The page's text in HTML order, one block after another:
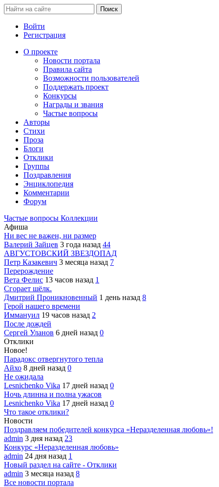
Войти
Регистрация
О проекте
Новости портала
Правила сайта
Возможности пользователей
Поддержать проект
Конкурсы
Награды и звания
Частые вопросы
Авторы
Стихи
Проза
Блоги
Отклики
Группы
Поздравления
Энциклопедия
Комментарии
Форум
Частые вопросы Коллекции
Афиша
Ни вес не важен, ни размер
Валерий Зайцев 3 года назад 44
АВГУСТОВСКИЙ ЗВЕЗДОПАД
Петр Казакевич 3 месяца назад 7
Перерождение
Вета Фелис 13 часов назад 1
Сгорает шёлк.
Дмитрий Проникновенный 1 день назад 8
Герой нашего времени
Иммануил 19 часов назад 2
После дождей
Сергей Уланов 6 дней назад 0
Отклики
Новое!
Парадокс отвергнутого тепла
Айхо 8 дней назад 0
Не ожидала
Lesnichenko Vika 17 дней назад 0
Ночь длинна и полна ужасов
Lesnichenko Vika 17 дней назад 0
Что такое отклики?
Новости
Поздравляем победителей конкурса «Неразделенная любовь»!
admin 3 дня назад 23
Конкурс «Неразделенная любовь»
admin 24 дня назад 1
Новый раздел на сайте - Отклики
admin 3 месяца назад 8
Все новости портала